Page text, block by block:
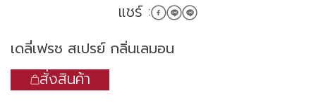
แชร์ :
เดลี่เฟรช สเปรย์ กลิ่นเลมอน
สั่งสินค้า